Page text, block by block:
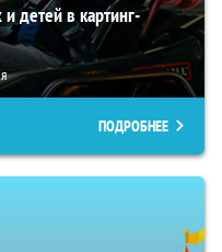
детей в картинг-
ПОДРОБНЕЕ